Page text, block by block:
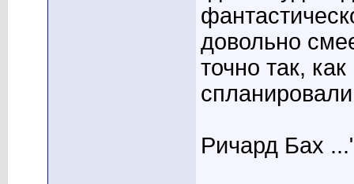
довольно
точно так,
Ричард Бах